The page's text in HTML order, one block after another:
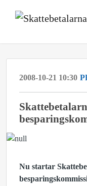
2008-10-21 10:30
Nu startar